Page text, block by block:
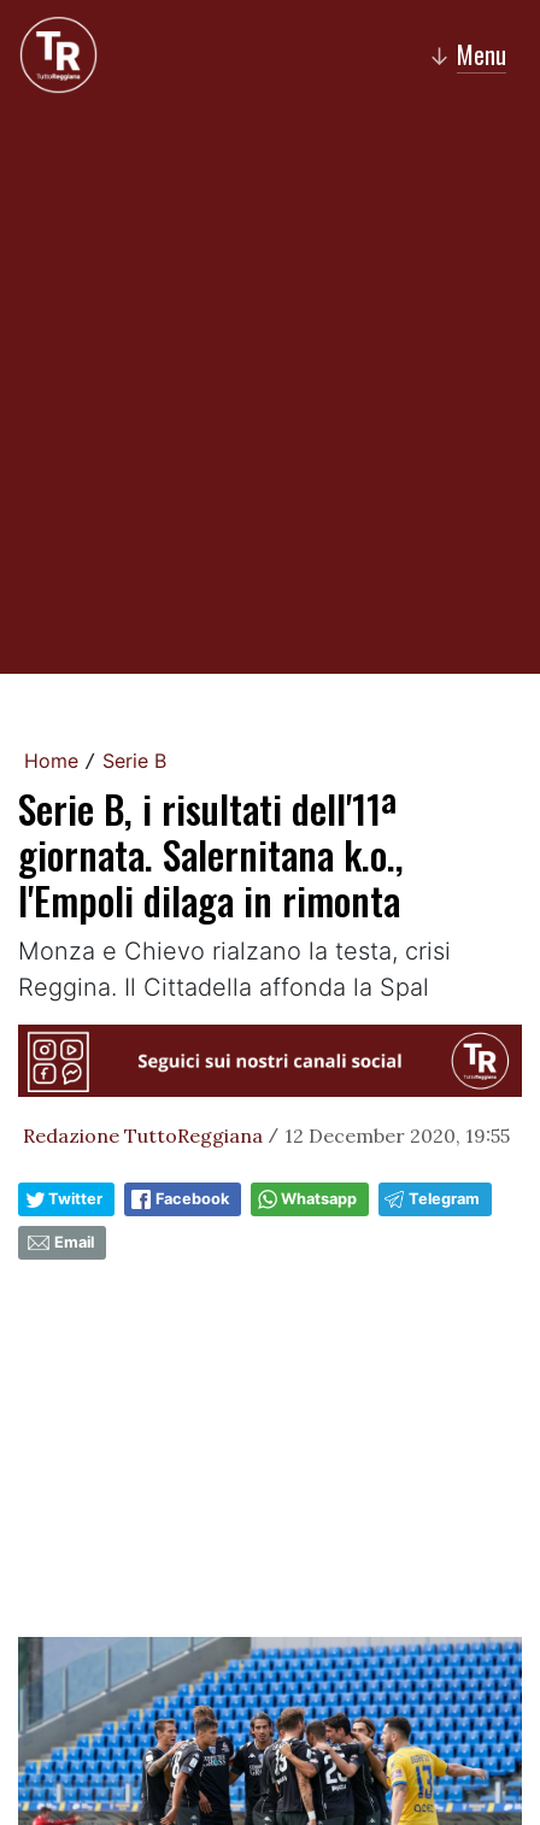
↓ Menu
Home / Serie B
Serie B, i risultati dell'11ª
giornata. Salernitana k.o.,
l'Empoli dilaga in rimonta
Monza e Chievo rialzano la testa, crisi
Reggina. Il Cittadella affonda la Spal
Redazione TuttoReggiana / 12 December 2020, 19:55
Twitter Facebook Whatsapp Telegram
Email